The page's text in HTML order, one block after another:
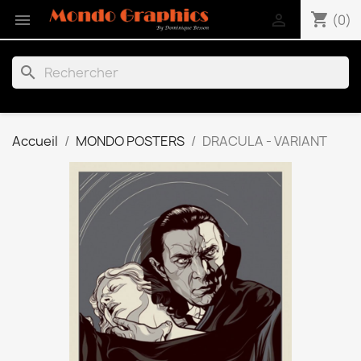
 shopping_cart (0)

search
Accueil MONDO POSTERS DRACULA - VARIANT